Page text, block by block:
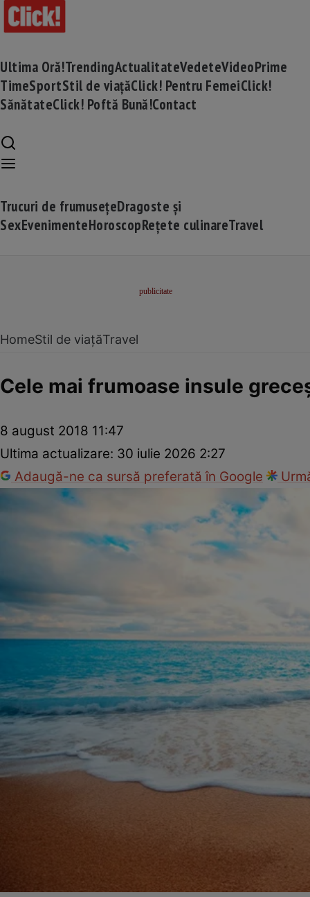
Ultima Oră!TrendingActualitateVedeteVideoPrime
TimeSportStil de viațăClick! Pentru FemeiClick!
SănătateClick! Poftă Bună!Contact
Trucuri de frumusețeDragoste și
SexEvenimenteHoroscopRețete culinareTravel
HomeStil de viațăTravel
Cele mai frumoase insule
8 august 2018 11:47
Ultima actualizare: 30 iulie 2026 2:27
Adaugă-ne ca sursă preferată în Google